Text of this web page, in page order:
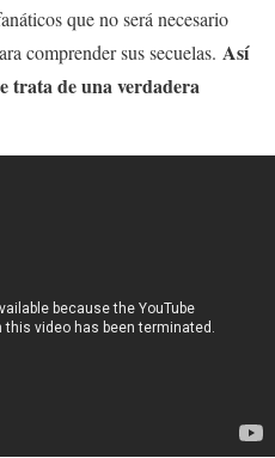
que no será necesario
comprender sus secuelas. Así
trata de una verdadera